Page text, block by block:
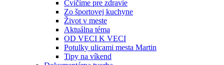
Cvičíme pre zdravie
Zo športovej kuchyne
Život v meste
Aktuálna téma
OD VECI K VECI
Potulky ulicami mesta Martin
Tipy na víkend